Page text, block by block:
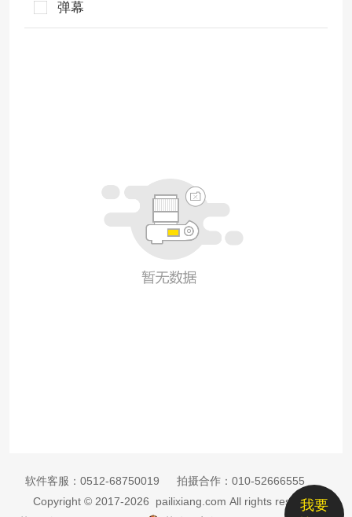
弹幕
我要
软件客服： 0512-68750019 拍摄合作： 010-52666555
Copyright © 2017-2026 pailixiang.com All rights reserved